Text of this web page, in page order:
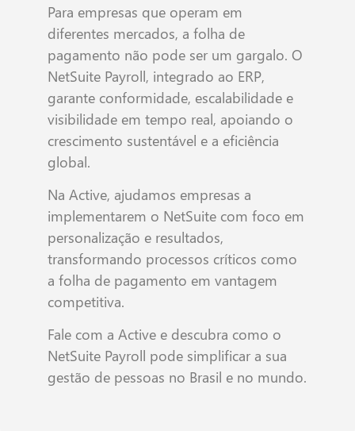
Para empresas que operam em
diferentes mercados, a folha de
pagamento não pode ser um gargalo. O
NetSuite Payroll, integrado ao ERP,
garante conformidade, escalabilidade e
visibilidade em tempo real, apoiando o
crescimento sustentável e a eficiência
global.
Na Active, ajudamos empresas a
implementarem o NetSuite com foco em
personalização e resultados,
transformando processos críticos como
a folha de pagamento em vantagem
competitiva.
Fale com a Active e descubra como o
NetSuite Payroll pode simplificar a sua
gestão de pessoas no Brasil e no mundo.